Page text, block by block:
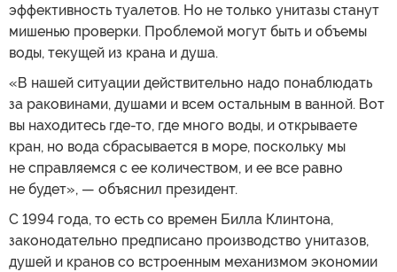
эффективность туалетов. Но не только унитазы станут
мишенью проверки. Проблемой могут быть и объемы
воды, текущей из крана и душа.
«В нашей ситуации действительно надо понаблюдать
за раковинами, душами и всем остальным в ванной. Вот
вы находитесь где-то, где много воды, и открываете
кран, но вода сбрасывается в море, поскольку мы
не справляемся с ее количеством, и ее все равно
не будет», — объяснил президент.
С 1994 года, то есть со времен Билла Клинтона,
законодательно предписано производство унитазов,
душей и кранов со встроенным механизмом экономии